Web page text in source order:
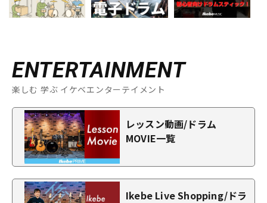
ENTERTAINMENT
楽しむ 学ぶ イケベエンターテイメント
レッスン動画/ドラム
MOVIE一覧
Ikebe Live Shopping/ドラ